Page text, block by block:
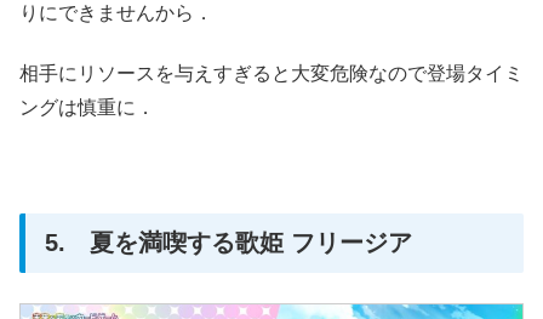
りにできませんから．
相手にリソースを与えすぎると大変危険なので登場タイミ
ングは慎重に．
5. 夏を満喫する歌姫 フリージア